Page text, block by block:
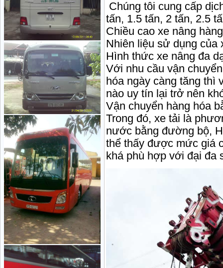
Chúng tôi cung cấp
tấn, 1.5 tấn, 2 tấn, 2.5
Chiều cao xe nâng
Nhiên liệu sử dụng của
Hình thức xe nâng đa
Với nhu cầu vận
hóa ngày càng tăng thì
nào uy tín lại trở nên
Vận chuyển hàng hóa
Trong đó, xe tải là
nước bằng đường bộ,
thể thấy được mức giá
khá phù hợp với đại